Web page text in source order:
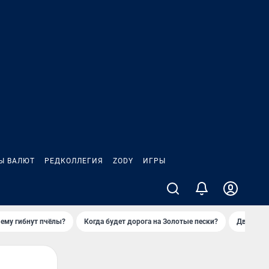
ВАЛЮТ РЕДКОЛЛЕГИЯ ZODY ИГРЫ
гибнут пчёлы? Когда будет дорога на Золотые пески? Двое